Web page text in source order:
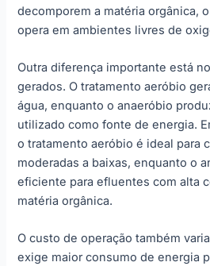
decomporem a matéria orgânica,
opera em ambientes livres de
Outra diferença importante está
gerados. O tratamento aeróbio
água, enquanto o anaeróbio
utilizado como fonte de energia.
o tratamento aeróbio é ideal para
moderadas a baixas, enquanto o
eficiente para efluentes com alta
matéria orgânica.
O custo de operação também
exige maior consumo de energia